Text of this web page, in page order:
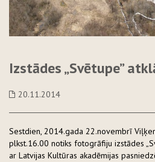
Izstādes „Svētupe”
20.11.2014
Sestdien, 2014.gada 22.novembrī
plkst.16.00 notiks fotogrāfiju izstādes
ar Latvijas Kultūras akadēmijas